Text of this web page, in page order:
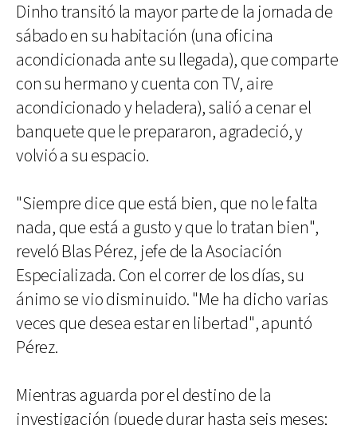
Dinho transitó la mayor parte de la jornada de
sábado en su habitación (una oficina
acondicionada ante su llegada), que comparte
con su hermano y cuenta con TV, aire
acondicionado y heladera), salió a cenar el
banquete que le prepararon, agradeció, y
volvió a su espacio.
"Siempre dice que está bien, que no le falta
nada, que está a gusto y que lo tratan bien",
reveló Blas Pérez, jefe de la Asociación
Especializada. Con el correr de los días, su
ánimo se vio disminuido. "Me ha dicho varias
veces que desea estar en libertad", apuntó
Pérez.
Mientras aguarda por el destino de la
investigación (puede durar hasta seis meses;